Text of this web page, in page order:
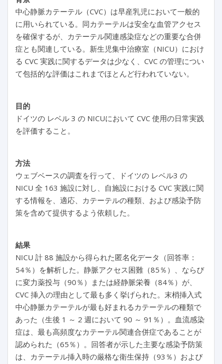
中心静脈カテーテル（CVC）は早産乳児において一般的
に用いられている。同カテーテルは安全な血管アクセス
を確保するが、カテーテル関連感染症などの重要な合併
症とも関連している。新生児集中治療室（NICU）におけ
る CVC 実践に関するデータは少なく、CVC の管理につい
て包括的な評価はこれまでほとんど行われていない。
目的
ドイツの レベル 3 の NICUにおいて CVC 使用の日常実践
を評価すること。
方法
ウェブベースの調査を行って、ドイツの レベル3 の
NICU 全 163 施設に対し、自施設における CVC 実践に関
する情報を、適応、カテーテルの種類、および感染予防
策を含めて提供するよう依頼した。
結果
NICU 計 88 施設から得られた匿名化データ（回答率：
54％）を解析した。静脈アクセス困難（85％）、ならび
に変力薬投与（90％）または経静脈栄養（84％）が、
CVC 挿入の理由として最も多く挙げられた。末梢挿入式
中心静脈カテーテルが最も好まれるカテーテルの種類で
あった（生後 1 ～ 2 週において 90 ～ 91％）。血流感染
症は、最も高頻度なカテーテル関連合併症であることが
認められた（65％）。回答者が示した主要な感染予防策
は、カテーテル挿入時の厳格な衛生保持（93％）および